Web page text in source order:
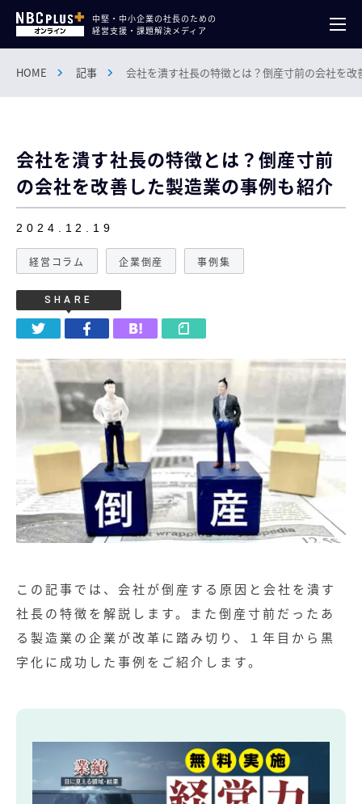
中堅・中小企業の社長のための
経営支援・課題解決メディア
HOME 記事 会社を潰す社長の特徴とは？倒産寸前の会社を
会社を潰す社長の特徴とは？倒産寸前
の会社を改善した製造業の事例も紹介
2024.12.19
経営コラム 企業倒産 事例集
SHARE
この記事では、会社が倒産する原因と会社を潰す
社長の特徴を解説します。また倒産寸前だったあ
る製造業の企業が改革に踏み切り、１年目から黒
字化に成功した事例をご紹介します。